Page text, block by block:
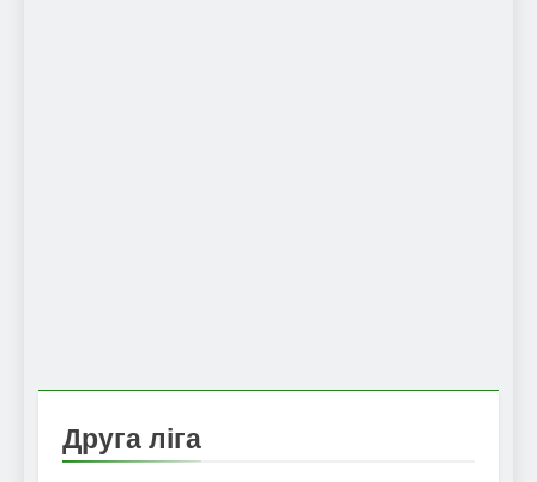
Друга ліга